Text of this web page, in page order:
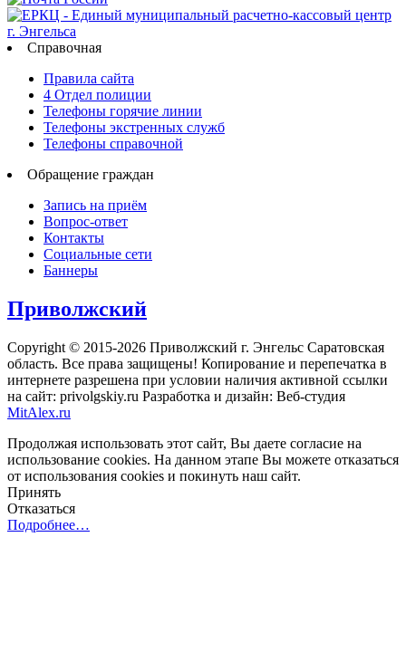
Справочная
Правила сайта
4 Отдел полиции
Телефоны горячие линии
Телефоны экстренных служб
Телефоны справочной
Обращение граждан
Запись на приём
Вопрос-ответ
Контакты
Социальные сети
Баннеры
Приволжский
Copyright © 2015-2026 Приволжский г. Энгельс Саратовская
область. Все права защищены! Копирование и перепечатка в
интернете разрешена при условии наличия активной ссылки
на сайт: privolgskiy.ru Разработка и дизайн: Веб-студия
MitAlex.ru
Продолжая использовать этот сайт, Вы даете согласие на
использование cookies. На данном этапе Вы можете отказаться
от использования cookies и покинуть наш сайт.
Принять
Отказаться
Подробнее…